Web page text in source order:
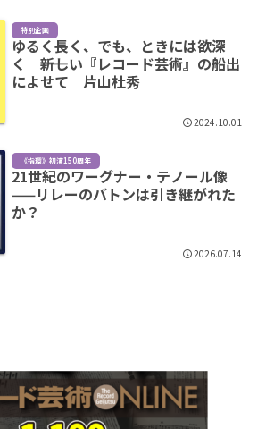
特別企画
ゆるく長く、でも、ときには欲深
く ――新しい『レコード芸術』の船出
によせて 片山杜秀
2024.10.01
《指環》初演150周年
21世紀のワーグナー・テノール像
——リレーのバトンは引き継がれた
か？
2026.07.14